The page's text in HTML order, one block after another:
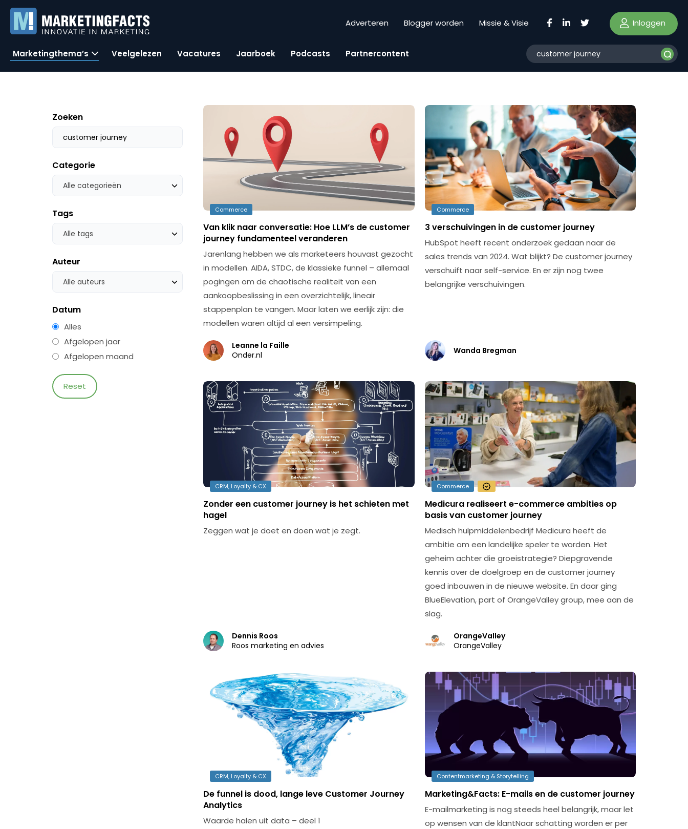
Adverteren Blogger worden Missie & Visie Inloggen
Marketingthema’s Veelgelezen Vacatures Jaarboek Podcasts Partnercontent
Zoeken
Categorie
Alle categorieën
Tags
Alle tags
Auteur
Alle auteurs
Datum
Alles
Afgelopen jaar
Afgelopen maand
Commerce
Van klik naar conversatie: Hoe LLM’s de customer
journey fundamenteel veranderen
Jarenlang hebben we als marketeers houvast gezocht
in modellen. AIDA, STDC, de klassieke funnel – allemaal
pogingen om de chaotische realiteit van een
aankoopbeslissing in een overzichtelijk, lineair
stappenplan te vangen. Maar laten we eerlijk zijn: die
modellen waren altijd al een versimpeling.
Leanne la Faille
Onder.nl
Commerce
3 verschuivingen in de customer journey
HubSpot heeft recent onderzoek gedaan naar de
sales trends van 2024. Wat blijkt? De customer journey
verschuift naar self-service. En er zijn nog twee
belangrijke verschuivingen.
Wanda Bregman
CRM, Loyalty & CX
Zonder een customer journey is het schieten met
hagel
Zeggen wat je doet en doen wat je zegt.
Dennis Roos
Roos marketing en advies
Commerce
Medicura realiseert e-commerce ambities op
basis van customer journey
Medisch hulpmiddelenbedrijf Medicura heeft de
ambitie om een landelijke speler te worden. Het
geheim achter die groeistrategie? Diepgravende
kennis over de doelgroep en de customer journey
goed inbouwen in de nieuwe website. En daar ging
BlueElevation, part of OrangeValley group, mee aan de
slag.
OrangeValley
OrangeValley
CRM, Loyalty & CX
De funnel is dood, lange leve Customer Journey
Analytics
Waarde halen uit data – deel 1
Contentmarketing & Storytelling
Marketing&Facts: E-mails en de customer journey
E-mailmarketing is nog steeds heel belangrijk, maar let
op wensen van de klantNaar schatting worden er per